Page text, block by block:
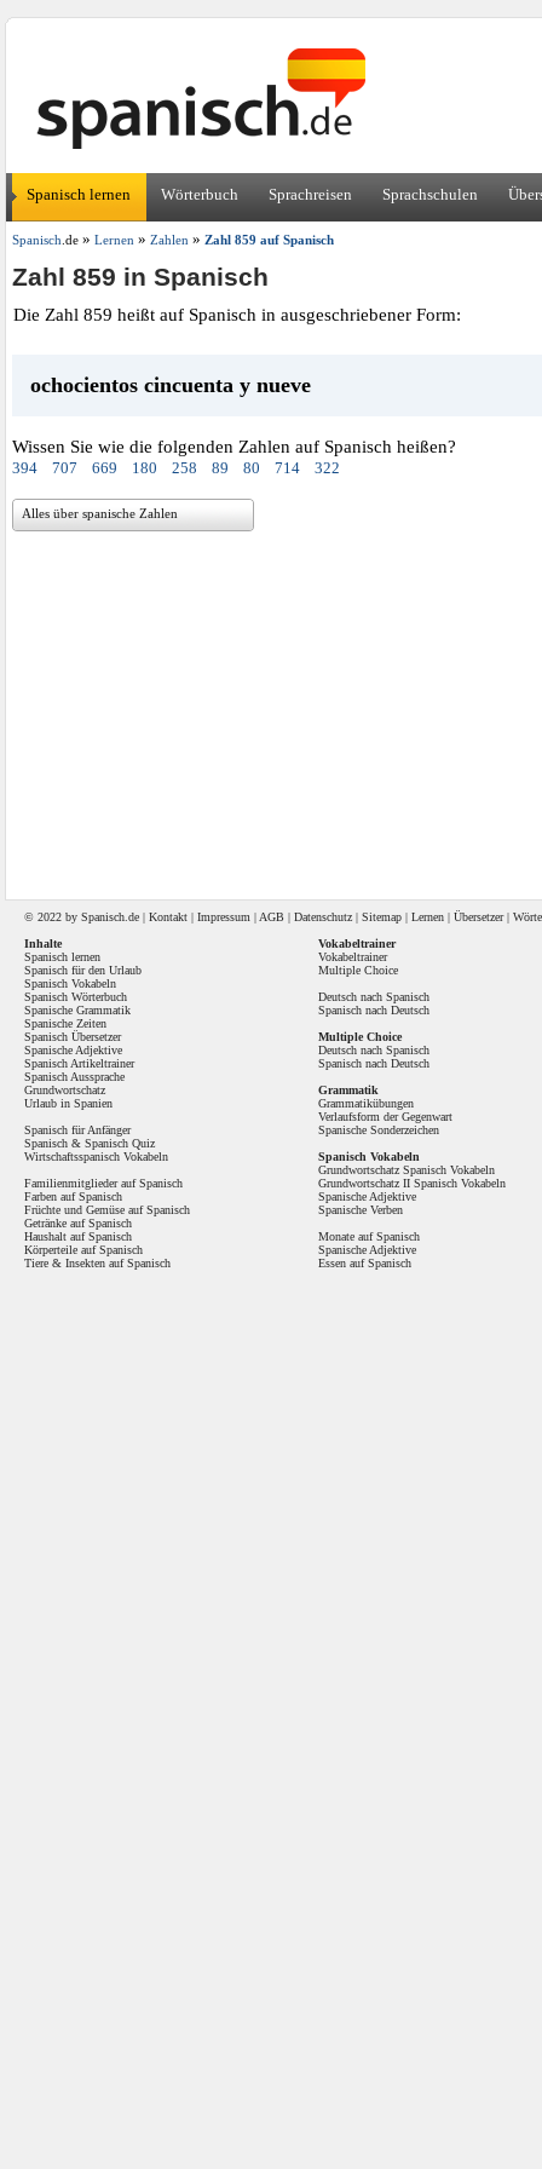
Spanisch lernen Wörterbuch Sprachreisen Sprachschulen
Spanisch .de» Lernen» Zahlen» Zahl 859 auf Spanisch
Zahl 859 in Spanisch
Die Zahl 859 heißt auf Spanisch in ausgeschriebener Form:
ochocientos cincuenta y nueve
Wissen Sie wie die folgenden Zahlen auf Spanisch heißen?
394 707 669 180 258 89 80 714 322
Alles über spanische Zahlen
© 2022 by Spanisch .de | Kontakt | Impressum | AGB | Datenschutz | Sitemap | Lernen | Übersetzer|
Inhalte
Spanisch lernen
Spanisch für den Urlaub
Spanisch Vokabeln
Spanisch Wörterbuch
Spanische Grammatik
Spanische Zeiten
Spanisch Übersetzer
Spanische Adjektive
Spanisch Artikeltrainer
Spanisch Aussprache
Grundwortschatz
Urlaub in Spanien
Spanisch für Anfänger
Spanisch & Spanisch Quiz
Wirtschaftsspanisch Vokabeln
Familienmitglieder auf Spanisch
Farben auf Spanisch
Früchte und Gemüse auf Spanisch
Getränke auf Spanisch
Haushalt auf Spanisch
Körperteile auf Spanisch
Tiere & Insekten auf Spanisch
Vokabeltrainer
Vokabeltrainer
Multiple Choice
Deutsch nach Spanisch
Spanisch nach Deutsch
Multiple Choice
Deutsch nach Spanisch
Spanisch nach Deutsch
Grammatik
Grammatikübungen
Verlaufsform der Gegenwart
Spanische Sonderzeichen
Spanisch Vokabeln
Grundwortschatz Spanisch Vokabeln
Grundwortschatz II Spanisch Vokabeln
Spanische Adjektive
Spanische Verben
Monate auf Spanisch
Spanische Adjektive
Essen auf Spanisch